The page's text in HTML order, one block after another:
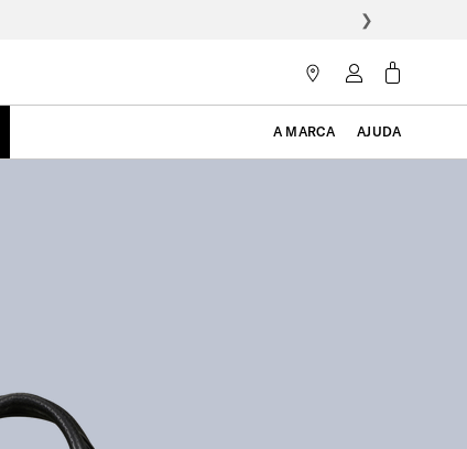
❯
A MARCA AJUDA